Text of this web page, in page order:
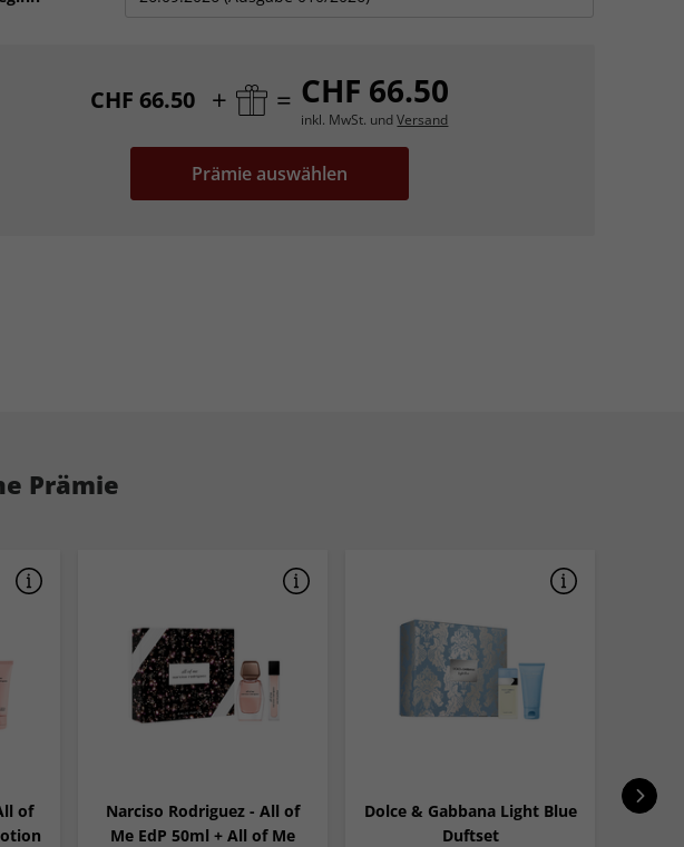
CHF 66.50 + = CHF 66.50
inkl. MwSt. undVersand
Prämie auswählen
Prämie
of
Narciso Rodriguez - All of
Me EdP 50ml + All of Me
Dolce & Gabbana Light Blue
Duftset